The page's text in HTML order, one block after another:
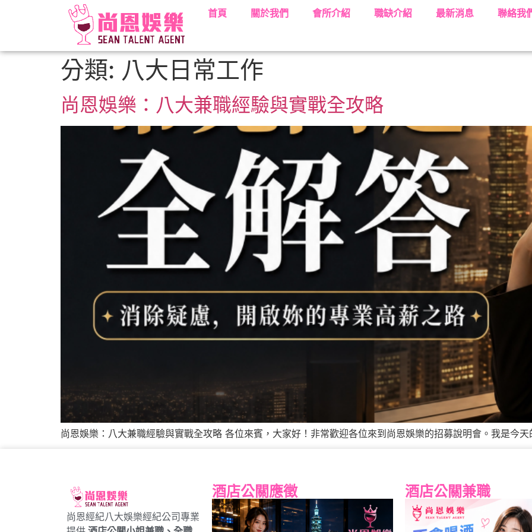
首頁 關於我們 會所介紹 職缺介紹 最新消息 聯絡我
分類: 八大日常工作
尚恩娛樂：八大兼職經驗與實戰全攻略
尚恩娛樂：八大兼職經驗與實戰全攻略 各位來賓，大家好！非常歡迎各位來到尚恩娛樂的招募說明會。我是今
尚恩經紀八大娛樂經紀公司專業
酒店公關應徵 酒店公關兼職